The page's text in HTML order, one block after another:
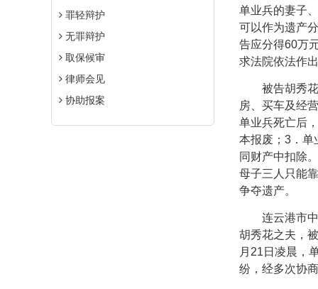
罪轻辩护
无罪辩护
取保候审
律师会见
协助报案
单业兵的妻子
可以作为遗产
告应分得60万
求法院依法作
被告胡秀花
房、买车及经
单业兵死亡后
本报废； 3 ．
同财产中扣除
母子三人只能
争夺遗产。
连云港市中
胡秀花之夫，
月 21 日凌晨，
纷，经多次协